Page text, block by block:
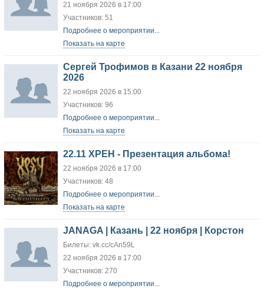
21 ноября 2026 в 17:00
Участников: 51
Подробнее о мероприятии...
Показать на карте
Сергей Трофимов в Казани 22 ноября
2026
22 ноября 2026 в 15:00
Участников: 96
Подробнее о мероприятии...
Показать на карте
22.11 ХРЕН - Презентация альбома!
22 ноября 2026 в 17:00
Участников: 48
Подробнее о мероприятии...
Показать на карте
JANAGA | Казань | 22 ноября | Корстон
Билеты: vk.cc/cAn59L
22 ноября 2026 в 17:00
Участников: 270
Подробнее о мероприятии...